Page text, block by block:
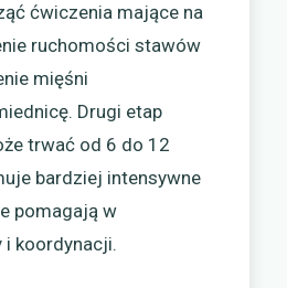
ćwiczenia mające na
ruchomości stawów
mięśni
Drugi etap
trwać od 6 do 12
bardziej intensywne
pomagają w
i koordynacji.